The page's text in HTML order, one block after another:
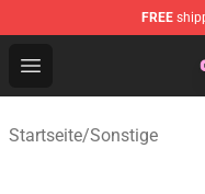
FREE
Open menu
Odd Future Store -
Startseite/Sonstige